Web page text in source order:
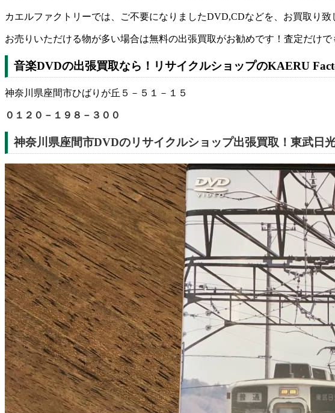
カエルファクトリーでは、ご不要になりましたDVD,CDなどを、お買取り
お売りいただける物が多い場合は無料の出張買取がお勧めです！査定だけ
音楽DVDの出張買取なら！リサイクルショップのKAERU
神奈川県座間市ひばりが丘５－５１－１５
０１２０－１９８－３００
神奈川県座間市DVDのリサイクルショップ出張買取！東武日